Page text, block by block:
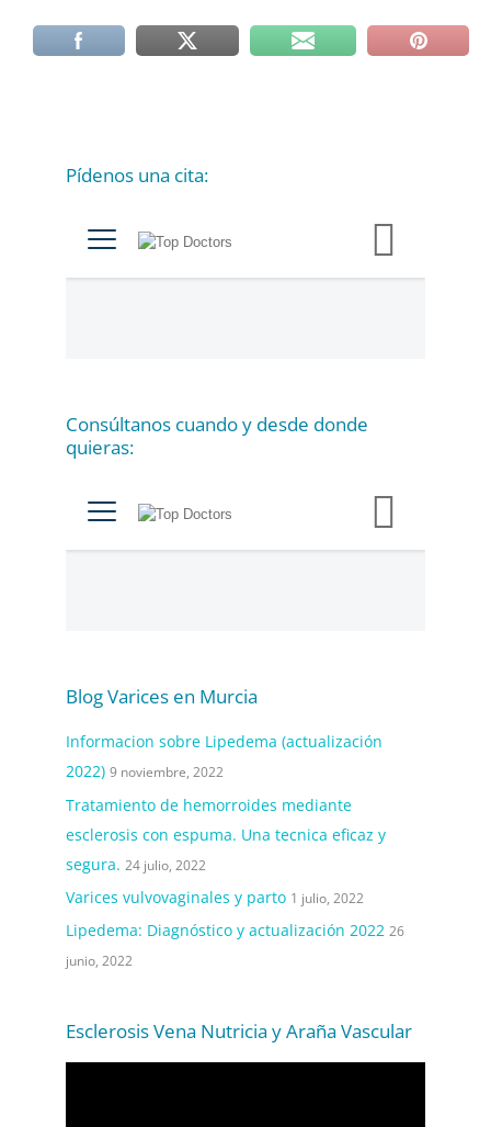
Pídenos una cita:
Consúltanos cuando y desde donde
quieras:
Blog Varices en Murcia
Informacion sobre Lipedema (actualización
2022) 9 noviembre, 2022
Tratamiento de hemorroides mediante
esclerosis con espuma. Una tecnica eficaz y
segura. 24 julio, 2022
Varices vulvovaginales y parto 1 julio, 2022
Lipedema: Diagnóstico y actualización 2022 26
junio, 2022
Esclerosis Vena Nutricia y Araña Vascular
C
a
s